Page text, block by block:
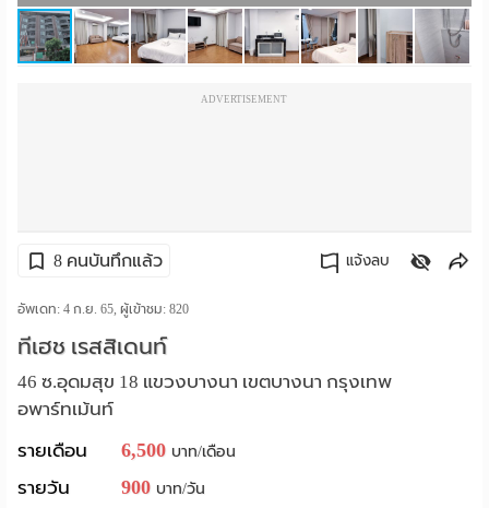
พัก
ราย
ฟรี
Language
ADVERTISEMENT
8 คนบันทึกแล้ว แจ้งลบ
อัพเดท: 4 ก.ย. 65, ผู้เข้าชม:820
ทีเฮช เรสสิเดนท์
46 ซ.อุดมสุข 18 แขวงบางนา เขตบางนา กรุงเทพ
อพาร์ทเม้นท์
รายเดือน
6,500 บาท/เดือน
รายวัน 900 บาท/วัน